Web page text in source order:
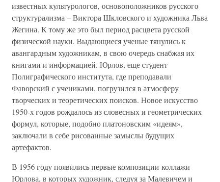
известных культурологов, основоположников русского
структурализма – Виктора Шкловского и художника Льва
Жегина. К тому же это был период расцвета русской
физической науки. Выдающиеся ученые тянулись к
авангардным художникам, в свою очередь снабжая их
книгами и информацией. Юрлов, еще студент
Полиграфического института, где преподавали
Фаворский с учениками, погрузился в атмосферу
творческих и теоретических поисков. Новое искусство
1950-х годов рождалось из словесных и геометрических
формул, которые, подобно платоновским «идеям»,
заключали в себе рисованные замыслы будущих
артефактов.
В 1956 году появились первые композиции-коллажи
Юрлова, в которых художник, следуя за Малевичем и